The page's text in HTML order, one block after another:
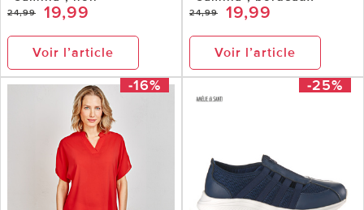
24,99 19,99
Voir l’article
24,99 19,99
Voir l’article
-16% -25%